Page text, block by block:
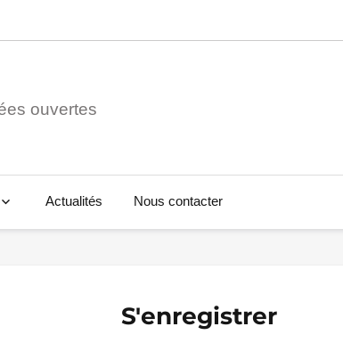
ouvertes
Actualités Nous contacter
S'enregistrer